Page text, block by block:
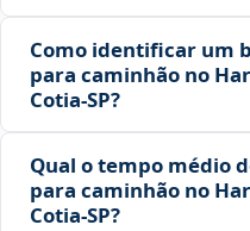
Como identificar um
para caminhão no
Cotia‑SP?
Qual o tempo médio
para caminhão no
Cotia‑SP?